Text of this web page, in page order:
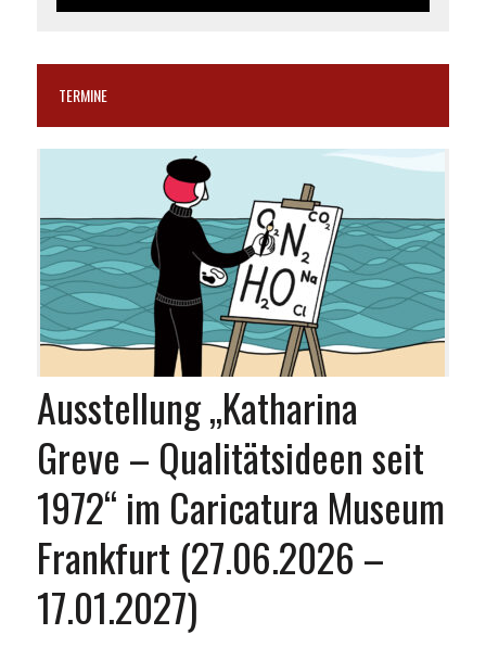
TERMINE
Ausstellung „Katharina
Greve – Qualitätsideen seit
1972“ im Caricatura Museum
Frankfurt (27.06.2026 –
17.01.2027)